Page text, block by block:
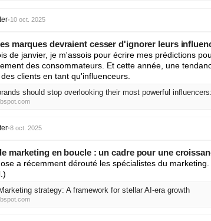
•10 oct. 2025
marques devraient cesser d'ignorer leurs
de janvier, je m'assois pour écrire mes prédictions
des consommateurs. Et cette année, une
clients en tant qu'influenceurs.
should stop overlooking their most powerful
•8 oct. 2025
marketing en boucle : un cadre pour une
a récemment dérouté les spécialistes du
strategy: A framework for stellar AI-era growth